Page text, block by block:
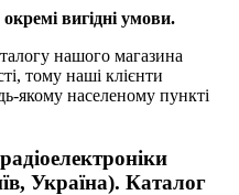
вигідні умови.
нашого магазина
тому наші клієнти
якому населеному пункті
Україна). Каталог